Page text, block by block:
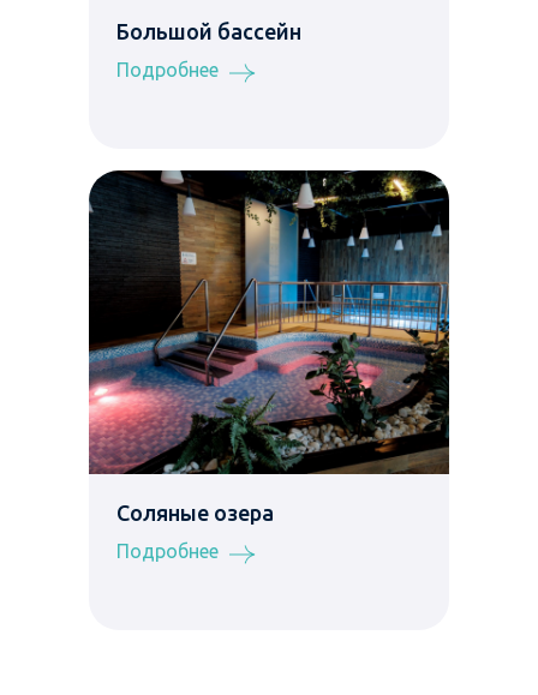
Большой бассейн
Подробнее
Соляные озера
Подробнее